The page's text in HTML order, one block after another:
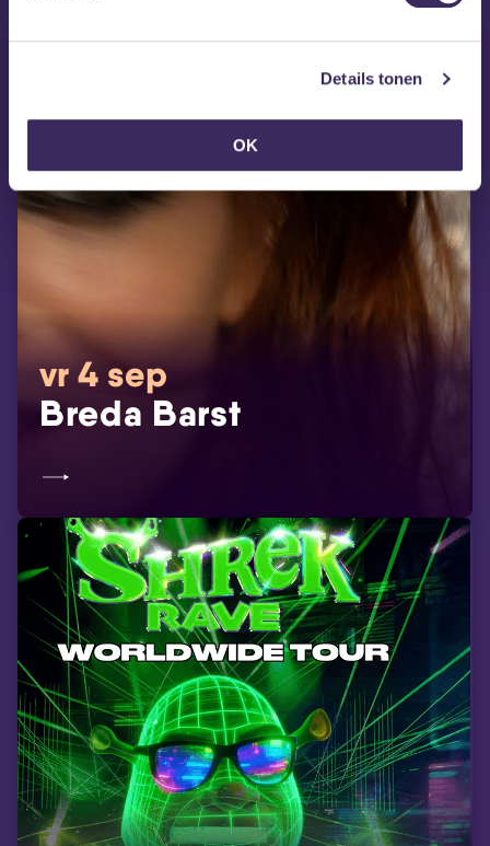
Details tonen
OK
vr 4 sep
Breda Barst